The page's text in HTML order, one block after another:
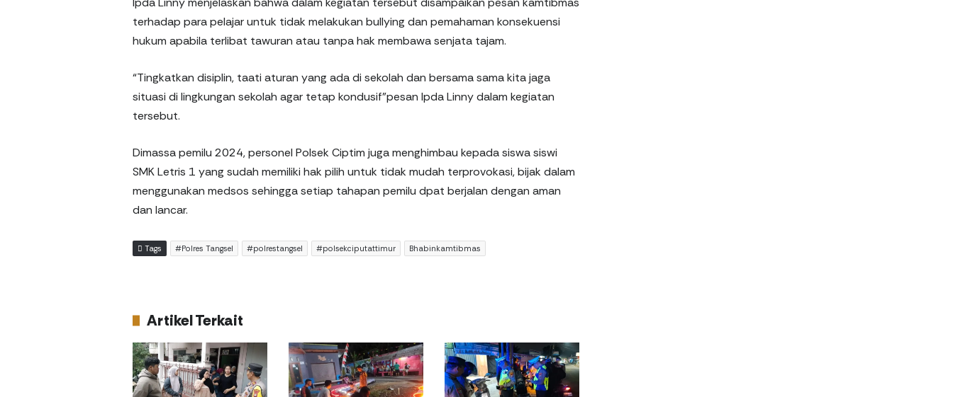
terhadap para pelajar untuk tidak melakukan bullying dan pemahaman konsekuensi
hukum apabila terlibat tawuran atau tanpa hak membawa senjata tajam.
“Tingkatkan disiplin, taati aturan yang ada di sekolah dan bersama sama kita jaga
situasi di lingkungan sekolah agar tetap kondusif”pesan Ipda Linny dalam kegiatan
tersebut.
Dimassa pemilu 2024, personel Polsek Ciptim juga menghimbau kepada siswa siswi
SMK Letris 1 yang sudah memiliki hak pilih untuk tidak mudah terprovokasi, bijak dalam
menggunakan medsos sehingga setiap tahapan pemilu dpat berjalan dengan aman
dan lancar.
Tags #Polres Tangsel #polrestangsel #polsekciputattimur Bhabinkamtibmas
Artikel Terkait